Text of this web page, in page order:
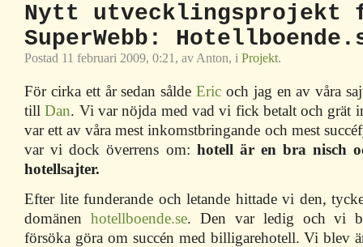
Nytt utvecklingsprojekt
SuperWebb:
Postad 11 februari 2009, 0:21, av Anton, i Projekt.
För cirka ett år sedan såldeEric och jag en av våra
tillDan. Vi var nöjda med vad vi fick betalt och grät
var ett av våra mest inkomstbringande och mest
var vi dock överrens om: hotell är en bra nisch
hotellsajter.
Efter lite funderande och letande hittade vi den,
domänen hotellboende.se. Den var ledig och vi
försöka göra om succén med billigarehotell. Vi blev